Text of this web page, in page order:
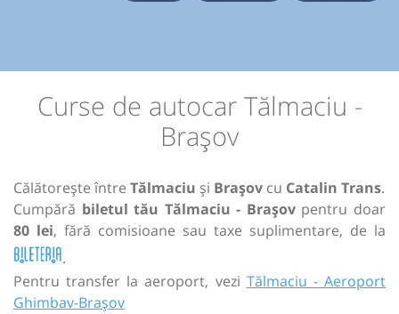
Curse de autocar Tălmaciu -
Brașov
Călătorește între Tălmaciu și Brașov cu Catalin Trans.
Cumpără biletul tău Tălmaciu - Brașovpentru doar
80 lei, fără comisioane sau taxe suplimentare, de la
.
Pentru transfer la aeroport, vezi Tălmaciu - Aeroport
Ghimbav-Brașov